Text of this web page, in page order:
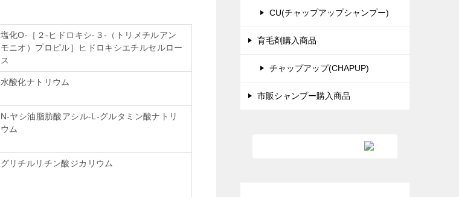
塩化O-［２‐ヒドロキシ‐３‐（トリメチルアン
モニオ）プロピル］ヒドロキシエチルセルロー
ス
水酸化ナトリウム
N-ヤシ油脂肪酸アシル‐L‐グルタミン酸ナトリ
ウム
グリチルリチン酸ジカリウム
CU(チャップアップシャンプー)
育毛剤購入商品
チャップアップ(CHAPUP)
市販シャンプー購入商品